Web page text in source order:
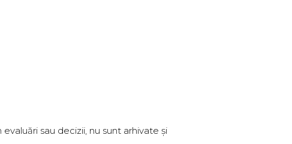
sau decizii, nu sunt arhivate și